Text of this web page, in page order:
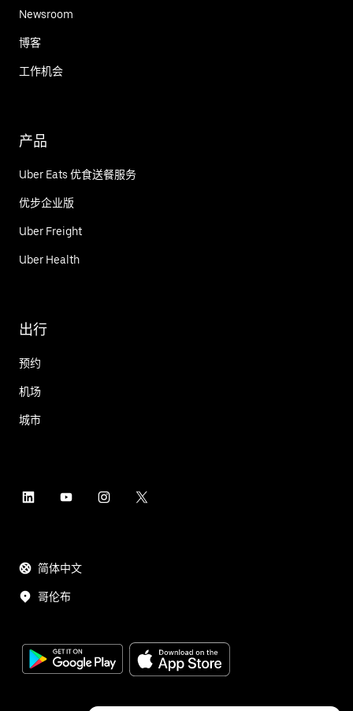
Newsroom
博客
工作机会
产品
Uber Eats 优食送餐服务
优步企业版
Uber Freight
Uber Health
出行
预约
机场
城市
简体中文
哥伦布